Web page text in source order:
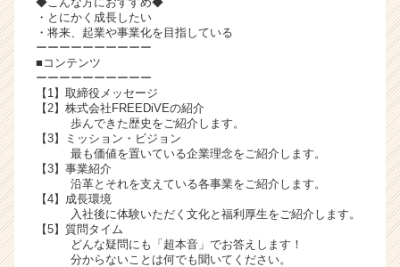
e
r
C
r
e
e
r）
・とにかく成長したい
・将来、起業や事業化を目指している
ーーーーーーーーーー
■コンテンツ
ーーーーーーーーーー
【1】取締役メッセージ
【2】株式会社FREEDiVEの紹介
歩んできた歴史をご紹介します。
【3】ミッション・ビジョン
最も価値を置いている企業理念をご紹介します。
【3】事業紹介
沿革とそれを支えている各事業をご紹介します。
【4】成長環境
入社後に体験いただく文化と福利厚生をご紹介します。
【5】質問タイム
どんな疑問にも「超本音」でお答えします！
分からないことは何でも聞いてください。